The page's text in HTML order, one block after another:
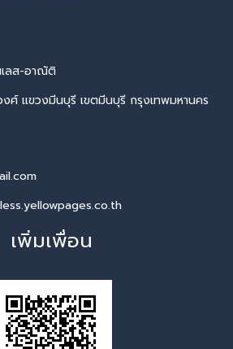
เลส-อาณัติ
ศ์ แขวงมีนบุรี เขตมีนบุรี กรุงเทพมหานคร
เพิ่มเพื่อน